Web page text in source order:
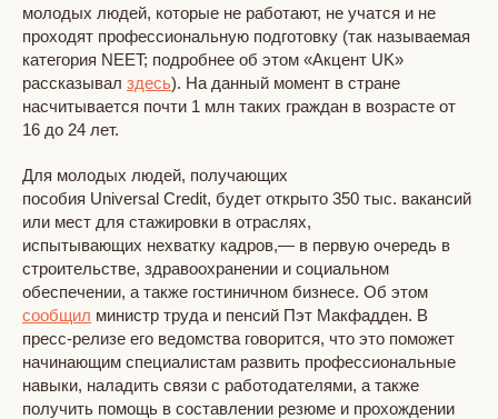
молодых людей, которые не работают, не учатся и не
проходят профессиональную подготовку (так называемая
категория NEET; подробнее об этом «Акцент UK»
рассказывал здесь). На данный момент в стране
насчитывается почти 1 млн таких граждан в возрасте от
16 до 24 лет.
Для молодых людей, получающих
пособия Universal Credit, будет открыто 350 тыс. вакансий
или мест для стажировки в отраслях,
испытывающих нехватку кадров,— в первую очередь в
строительстве, здравоохранении и социальном
обеспечении, а также гостиничном бизнесе. Об этом
сообщил министр труда и пенсий Пэт Макфадден. В
пресс-релизе его ведомства говорится, что это поможет
начинающим специалистам развить профессиональные
навыки, наладить связи с работодателями, а также
получить помощь в составлении резюме и прохождении